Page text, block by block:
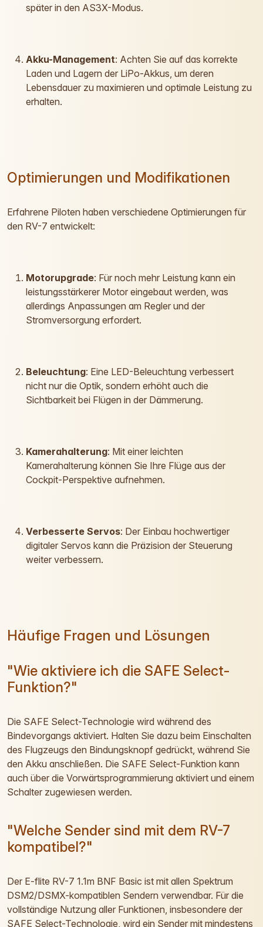
später in den AS3X-Modus.
Akku-Management: Achten Sie auf das korrekte
Laden und Lagern der LiPo-Akkus, um deren
Lebensdauer zu maximieren und optimale Leistung zu
erhalten.
Optimierungen und Modifikationen
Erfahrene Piloten haben verschiedene Optimierungen für
den RV-7 entwickelt:
Motorupgrade: Für noch mehr Leistung kann ein
leistungsstärkerer Motor eingebaut werden, was
allerdings Anpassungen am Regler und der
Stromversorgung erfordert.
Beleuchtung: Eine LED-Beleuchtung verbessert
nicht nur die Optik, sondern erhöht auch die
Sichtbarkeit bei Flügen in der Dämmerung.
Kamerahalterung: Mit einer leichten
Kamerahalterung können Sie Ihre Flüge aus der
Cockpit-Perspektive aufnehmen.
Verbesserte Servos: Der Einbau hochwertiger
digitaler Servos kann die Präzision der Steuerung
weiter verbessern.
Häufige Fragen und Lösungen
"Wie aktiviere ich die SAFE Select-
Funktion?"
Die SAFE Select-Technologie wird während des
Bindevorgangs aktiviert. Halten Sie dazu beim Einschalten
des Flugzeugs den Bindungsknopf gedrückt, während Sie
den Akku anschließen. Die SAFE Select-Funktion kann
auch über die Vorwärtsprogrammierung aktiviert und einem
Schalter zugewiesen werden.
"Welche Sender sind mit dem RV-7
kompatibel?"
Der E-flite RV-7 1.1m BNF Basic ist mit allen Spektrum
DSM2/DSMX-kompatiblen Sendern verwendbar. Für die
vollständige Nutzung aller Funktionen, insbesondere der
SAFE Select-Technologie, wird ein Sender mit mindestens